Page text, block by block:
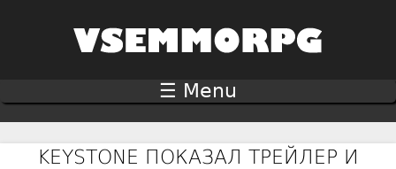
KEYSTONE ПОКАЗАЛ ТРЕЙЛЕР И
☰ Menu